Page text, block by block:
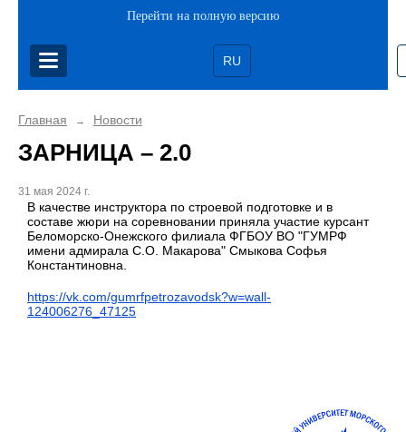
Перейти на полную версию
RU
Главная → Новости
ЗАРНИЦА – 2.0
31 мая 2024 г.
В качестве инструктора по строевой подготовке и в
составе жюри на соревновании приняла участие курсант
Беломорско-Онежского филиала ФГБОУ ВО "ГУМРФ
имени адмирала С.О. Макарова" Смыкова Софья
Константиновна.
https://vk.com/gumrfpetrozavodsk?w=wall-
124006276_47125